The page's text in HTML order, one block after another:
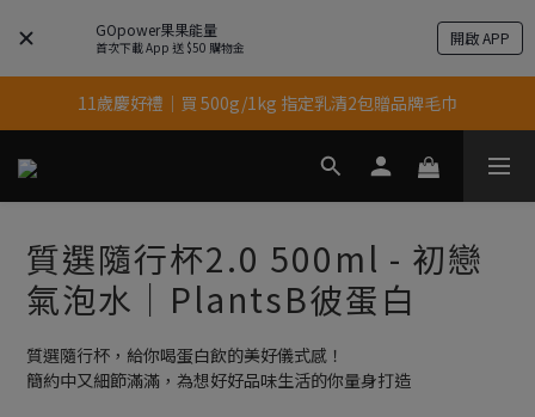
GOpower果果能量
首次下載 App 送 $50 購物金 開啟 APP
果果11歲慶｜App 下單享 5% 購物金回饋
結帳輸入優惠代碼【gopower】享全單95折優惠！
11歲慶好禮｜買 500g/1kg 指定乳清2包贈品牌毛巾
果果11歲慶｜App 下單享 5% 購物金回饋
質選隨行杯2.0 500ml - 初戀
氣泡水｜PlantsB彼蛋白
質選隨行杯，給你喝蛋白飲的美好儀式感！
簡約中又細節滿滿，為想好好品味生活的你量身打造